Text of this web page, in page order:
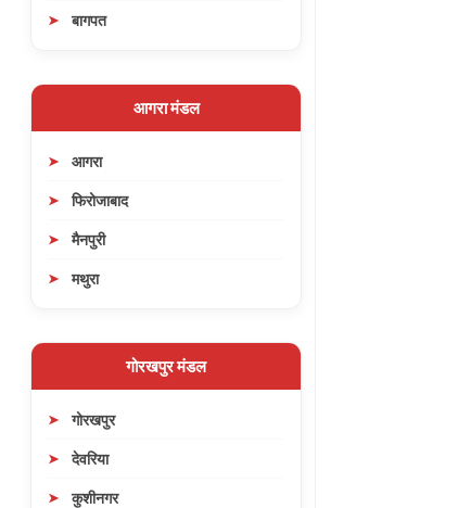
बागपत
आगरा मंडल
आगरा
फिरोजाबाद
मैनपुरी
मथुरा
गोरखपुर मंडल
गोरखपुर
देवरिया
कुशीनगर